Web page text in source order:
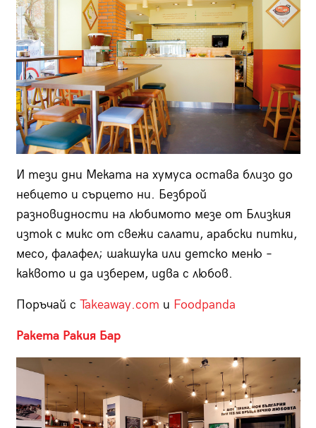
И тези дни Меката на хумуса остава близо до
небцето и сърцето ни. Безброй
разновидности на любимото мезе от Близкия
изток с микс от свежи салати, арабски питки,
месо, фалафел; шакшука или детско меню –
каквото и да изберем, идва с любов.
Поръчай с Takeaway.com и Foodpanda
Ракета Ракия Бар